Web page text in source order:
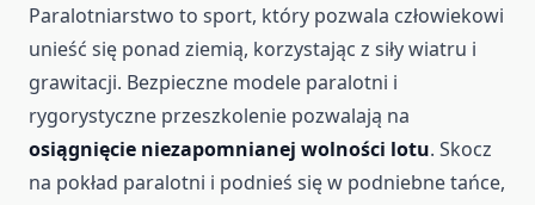
Paralotniarstwo to sport, który pozwala człowiekowi
unieść się ponad ziemią, korzystając z siły wiatru i
grawitacji. Bezpieczne modele paralotni i
rygorystyczne przeszkolenie pozwalają na
osiągnięcie niezapomnianej wolności lotu. Skocz
na pokład paralotni i podnieś się w podniebne tańce,